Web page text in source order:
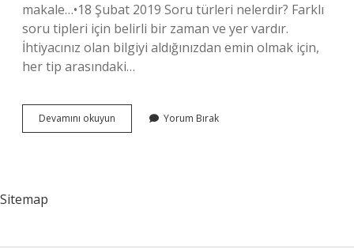
makale…•18 Şubat 2019 Soru türleri nelerdir? Farklı
soru tipleri için belirli bir zaman ve yer vardır.
İhtiyacınız olan bilgiyi aldığınızdan emin olmak için,
her tip arasındaki…
Devamını okuyun
Güçlü
Yorum Bırak
Sitemap